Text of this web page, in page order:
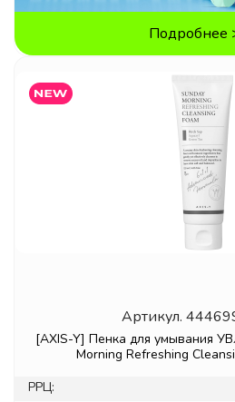
Подробнее
Артикул.
[AXIS-Y] Пенка для умывания
Morning Refreshing
РРЦ: